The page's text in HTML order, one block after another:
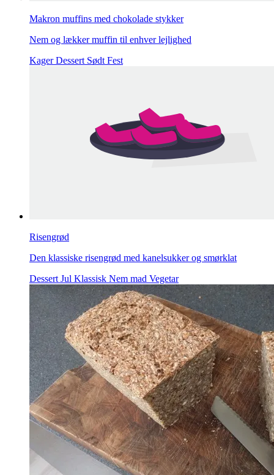
Makron muffins med chokolade stykker
Nem og lækker muffin til enhver lejlighed
KagerDessert Sødt Fest
Risengrød
Den klassiske risengrød med kanelsukker og smørklat
Dessert Jul Klassisk Nem mad Vegetar